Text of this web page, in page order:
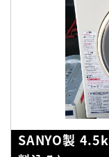
SANYO製